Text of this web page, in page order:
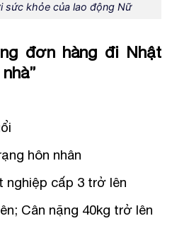
sức khỏe của lao động Nữ
đơn hàng đi Nhật
hôn nhân
nghiệp cấp 3 trở lên
Cân nặng 40kg trở lên